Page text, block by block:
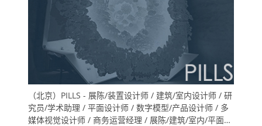
（北京）PILLS - 展陈/装置设计师 / 建筑/室内设计师 / 研
究员/学术助理 / 平面设计师 / 数字模型/产品设计师 / 多
媒体视觉设计师 / 商务运营经理 / 展陈/建筑/室内/平面设